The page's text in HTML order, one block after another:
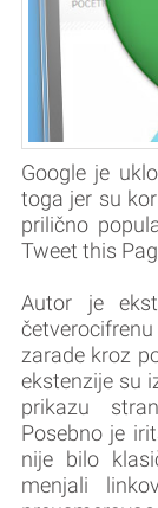
Google je
toga jer su
prilično
Tweet this
Autor je
zarade kroz
ekstenzije su
prikazu
Posebno je
nije bilo
menjali